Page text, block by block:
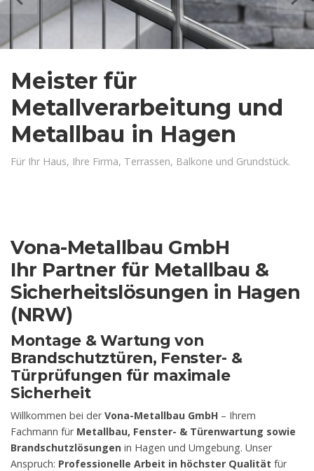
Meister für
Metallverarbeitung und
Metallbau in Hagen
Für Ihr Haus, Ihre Firma, Terrassen, Balkone und Grundstück.
Vona-Metallbau GmbH
Ihr Partner für Metallbau &
Sicherheitslösungen in Hagen
(NRW)
Montage & Wartung von
Brandschutztüren, Fenster- &
Türprüfungen für maximale
Sicherheit
Willkommen bei derVona-Metallbau GmbH – Ihrem
Fachmann für Metallbau, Fenster- & Türenwartung sowie
Brandschutzlösungen in Hagen und Umgebung. Unser
Anspruch: Professionelle Arbeit in höchster Qualität für